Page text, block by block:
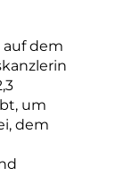
auf dem
um
dem